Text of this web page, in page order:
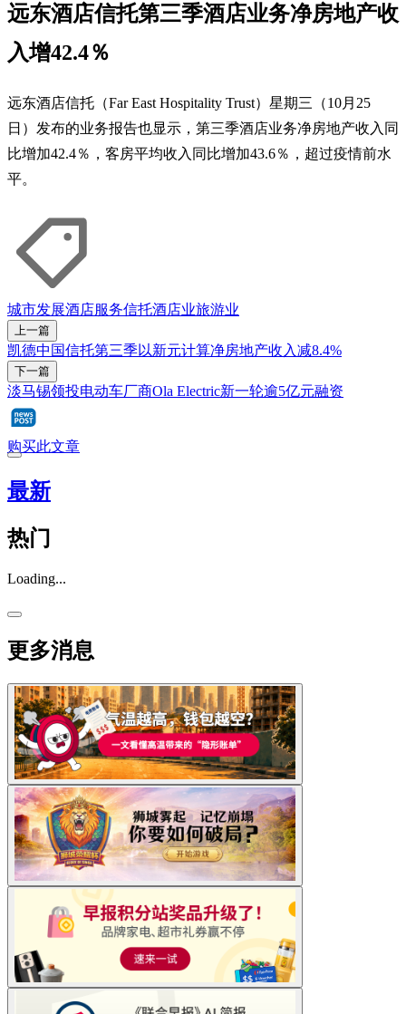
远东酒店信托第三季酒店业务净房地产收
入增42.4％
远东酒店信托（Far East Hospitality Trust）星期三（10月25
日）发布的业务报告也显示，第三季酒店业务净房地产收入同
比增加42.4％，客房平均收入同比增加43.6％，超过疫情前水
平。
城市发展酒店服务信托酒店业旅游业
上一篇
凯德中国信托第三季以新元计算净房地产收入减8.4%
下一篇
淡马锡领投电动车厂商Ola Electric新一轮逾5亿元融资
购买此文章
最新
热门
Loading...
更多消息